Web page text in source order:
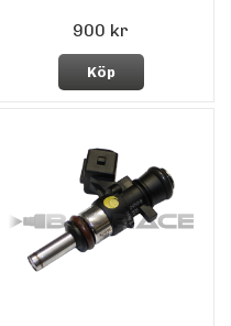
900 kr
Köp